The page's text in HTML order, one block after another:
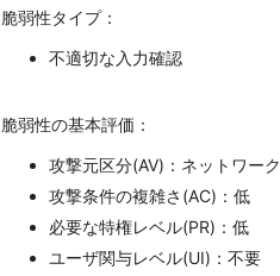
脆弱性タイプ：
不適切な入力確認
脆弱性の基本評価：
攻撃元区分(AV)：ネットワーク
攻撃条件の複雑さ(AC)：低
必要な特権レベル(PR)：低
ユーザ関与レベル(UI)：不要